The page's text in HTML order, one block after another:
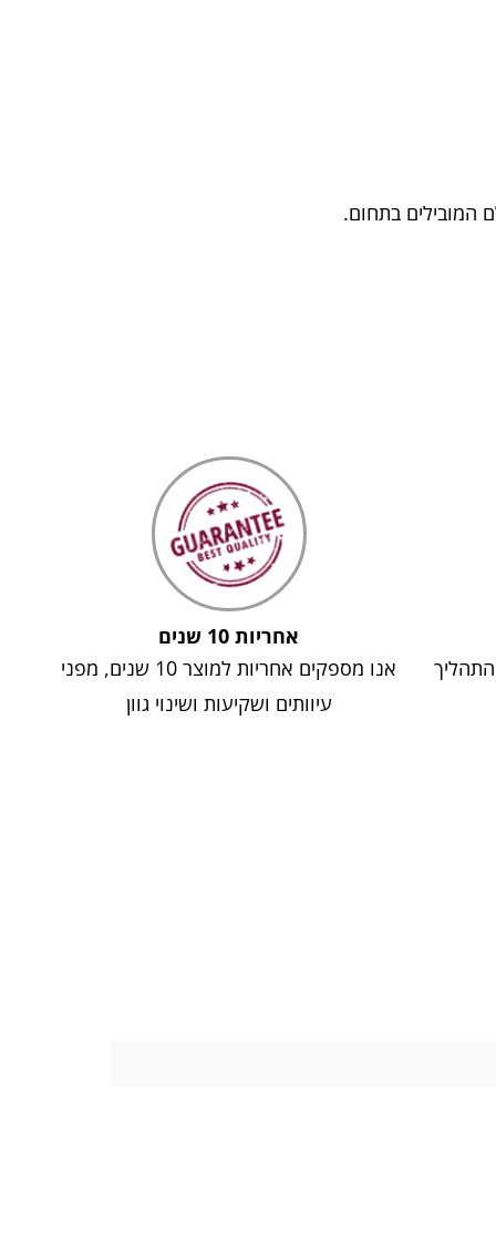
המובילים בתחום.
אחריות 10 שנים
אנו מספקים אחריות למוצר 10 שנים, מפני
עיוותים ושקיעות ושינוי גוון